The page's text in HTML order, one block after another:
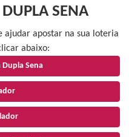
SENA
ajudar apostar na sua loteria
abaixo:
Dupla Sena